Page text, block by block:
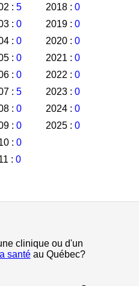
: 5
: 0
: 0
: 0
: 0
: 5
: 0
: 0
: 0
: 0
2018 : 0
2019 : 0
2020 : 0
2021 : 0
2022 : 0
2023 : 0
2024 : 0
2025 : 0
clinique ou d'un
santéau Québec?